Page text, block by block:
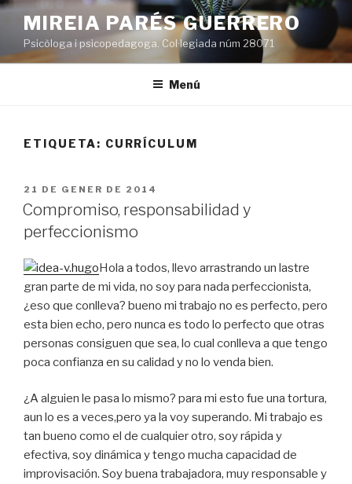
Vés
contingut
MIREIA PARÉS GUERRERO
Psicòloga i psicopedagoga. Col·legiada núm 28071
Menú
ETIQUETA: CURRÍCULUM
PUBLICAT
A
21 DE GENER DE 2014
Compromiso, responsabilidad y
perfeccionismo
Hola a todos, llevo arrastrando un lastre
gran parte de mi vida, no soy para nada perfeccionista,
¿eso que conlleva? bueno mi trabajo no es perfecto, pero
esta bien echo, pero nunca es todo lo perfecto que otras
personas consiguen que sea, lo cual conlleva a que tengo
poca confianza en su calidad y no lo venda bien.
¿A alguien le pasa lo mismo? para mi esto fue una tortura,
aun lo es a veces,pero ya la voy superando. Mi trabajo es
tan bueno como el de cualquier otro, soy rápida y
efectiva, soy dinámica y tengo mucha capacidad de
improvisación. Soy buena trabajadora, muy responsable y